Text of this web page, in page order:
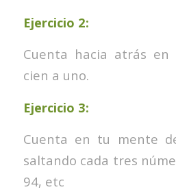
Ejercicio 2:
Cuenta hacia atrás
cien a uno.
Ejercicio 3:
Cuenta en tu mente
saltando cada tres
94, etc